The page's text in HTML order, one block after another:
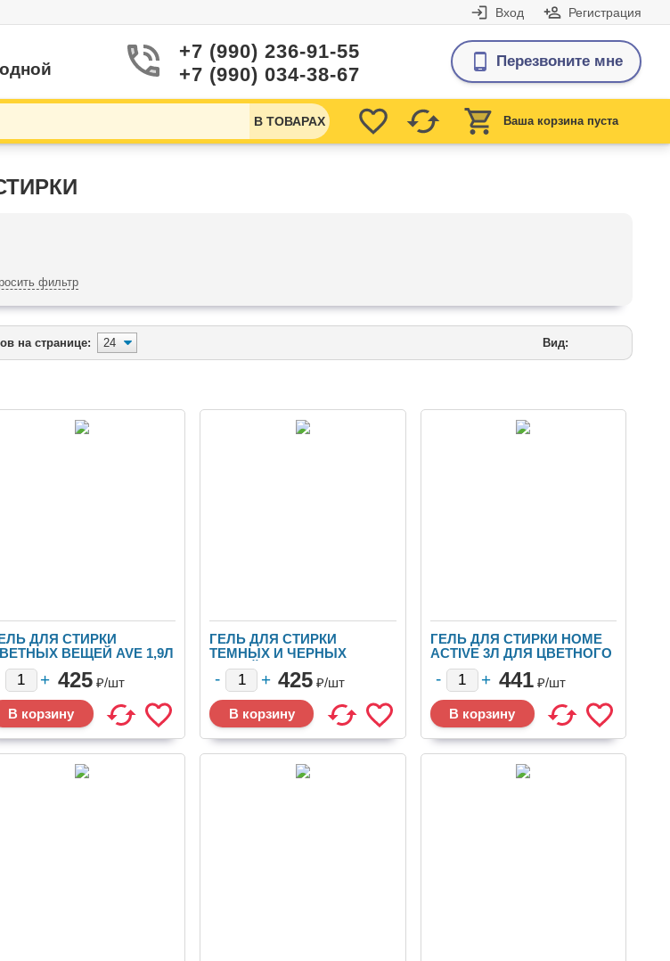
Вход Регистрация
+7 (990) 236-91-55
+7 (990) 034-38-67
Перезвоните мне
Ваша корзина пуста
В ТОВАРАХ
фильтр
на странице: Вид:
ДЛЯ СТИРКИ
ВЕЩЕЙ AVE 1,9Л
1/6
425 ₽/шт
ГЕЛЬ ДЛЯ СТИРКИ
ТЕМНЫХ И ЧЕРНЫХ
ВЕЩЕЙ AVE 1,9Л (ИРАН) 1/6
425 ₽/шт
ГЕЛЬ ДЛЯ СТИРКИ HOME
ACTIVE 3Л ДЛЯ ЦВЕТНОГО
(ТУРЦИЯ) 1/6
441 ₽/шт